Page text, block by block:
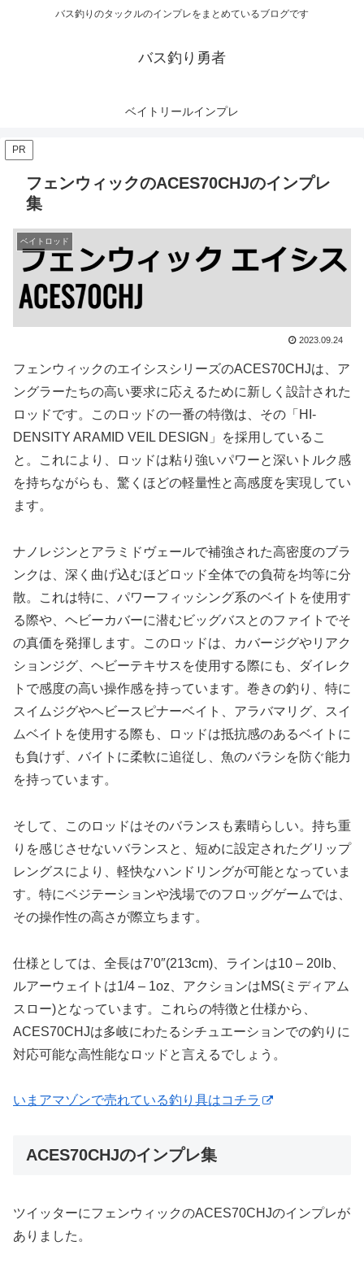
バス釣りのタックルのインプレをまとめているブログです
バス釣り勇者
ベイトリールインプレ
PR
フェンウィックのACES70CHJのインプレ
集
ベイトロッド
2023.09.24
フェンウィックのエイシスシリーズのACES70CHJは、ア
ングラーたちの高い要求に応えるために新しく設計された
ロッドです。このロッドの一番の特徴は、その「HI-
DENSITY ARAMID VEIL DESIGN」を採用しているこ
と。これにより、ロッドは粘り強いパワーと深いトルク感
を持ちながらも、驚くほどの軽量性と高感度を実現してい
ます。
ナノレジンとアラミドヴェールで補強された高密度のブラ
ンクは、深く曲げ込むほどロッド全体での負荷を均等に分
散。これは特に、パワーフィッシング系のベイトを使用す
る際や、ヘビーカバーに潜むビッグバスとのファイトでそ
の真価を発揮します。このロッドは、カバージグやリアク
ションジグ、ヘビーテキサスを使用する際にも、ダイレク
トで感度の高い操作感を持っています。巻きの釣り、特に
スイムジグやヘビースピナーベイト、アラバマリグ、スイ
ムベイトを使用する際も、ロッドは抵抗感のあるベイトに
も負けず、バイトに柔軟に追従し、魚のバラシを防ぐ能力
を持っています。
そして、このロッドはそのバランスも素晴らしい。持ち重
りを感じさせないバランスと、短めに設定されたグリップ
レングスにより、軽快なハンドリングが可能となっていま
す。特にベジテーションや浅場でのフロッグゲームでは、
その操作性の高さが際立ちます。
仕様としては、全長は7’0″(213cm)、ラインは10 – 20lb、
ルアーウェイトは1/4 – 1oz、アクションはMS(ミディアム
スロー)となっています。これらの特徴と仕様から、
ACES70CHJは多岐にわたるシチュエーションでの釣りに
対応可能な高性能なロッドと言えるでしょう。
いまアマゾンで売れている釣り具はコチラ
ACES70CHJのインプレ集
ツイッターにフェンウィックのACES70CHJのインプレが
ありました。